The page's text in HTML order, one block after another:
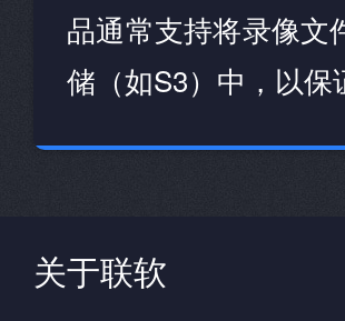
品通常支持将录像文
储（如S3）中，以
关于联软